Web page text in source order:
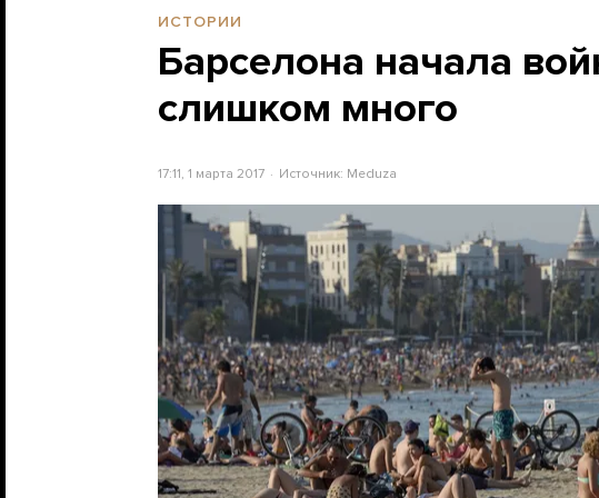
ИСТОРИИ
Барселона начала
слишком много
17:11, 1 марта 2017 Источник: Meduza